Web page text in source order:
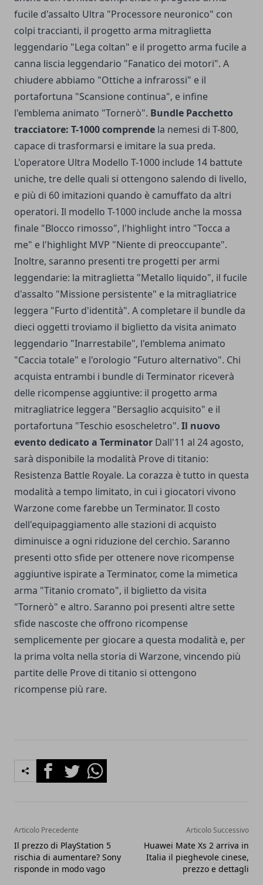
fucile d'assalto Ultra "Processore neuronico" con
colpi traccianti, il progetto arma mitraglietta
leggendario "Lega coltan" e il progetto arma fucile a
canna liscia leggendario "Fanatico dei motori". A
chiudere abbiamo "Ottiche a infrarossi" e il
portafortuna "Scansione continua", e infine
l'emblema animato "Tornerò". Bundle Pacchetto
tracciatore: T-1000 comprende la nemesi di T-800,
capace di trasformarsi e imitare la sua preda.
L'operatore Ultra Modello T-1000 include 14 battute
uniche, tre delle quali si ottengono salendo di livello,
e più di 60 imitazioni quando è camuffato da altri
operatori. Il modello T-1000 include anche la mossa
finale "Blocco rimosso", l'highlight intro "Tocca a
me" e l'highlight MVP "Niente di preoccupante".
Inoltre, saranno presenti tre progetti per armi
leggendarie: la mitraglietta "Metallo liquido", il fucile
d'assalto "Missione persistente" e la mitragliatrice
leggera "Furto d'identità". A completare il bundle da
dieci oggetti troviamo il biglietto da visita animato
leggendario "Inarrestabile", l'emblema animato
"Caccia totale" e l'orologio "Futuro alternativo". Chi
acquista entrambi i bundle di Terminator riceverà
delle ricompense aggiuntive: il progetto arma
mitragliatrice leggera "Bersaglio acquisito" e il
portafortuna "Teschio esoscheletro". Il nuovo
evento dedicato a Terminator Dall'11 al 24 agosto,
sarà disponibile la modalità Prove di titanio:
Resistenza Battle Royale. La corazza è tutto in questa
modalità a tempo limitato, in cui i giocatori vivono
Warzone come farebbe un Terminator. Il costo
dell'equipaggiamento alle stazioni di acquisto
diminuisce a ogni riduzione del cerchio. Saranno
presenti otto sfide per ottenere nove ricompense
aggiuntive ispirate a Terminator, come la mimetica
arma "Titanio cromato", il biglietto da visita
"Tornerò" e altro. Saranno poi presenti altre sette
sfide nascoste che offrono ricompense
semplicemente per giocare a questa modalità e, per
la prima volta nella storia di Warzone, vincendo più
partite delle Prove di titanio si ottengono
ricompense più rare.
FacebookTwitterWhatsapp
Articolo Precedente
Il prezzo di PlayStation 5
rischia di aumentare? Sony
risponde in modo vago
Articolo Successivo
Huawei Mate Xs 2 arriva in
Italia il pieghevole cinese,
prezzo e dettagli